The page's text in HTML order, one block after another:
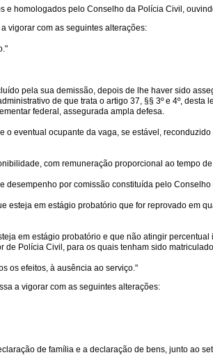
homologados pelo Conselho da Polícia Civil,
a vigorar com as seguintes alterações:
pela sua demissão, depois de lhe haver sido
de que trata o artigo 37, §§ 3º e 4º, desta
federal, assegurada ampla defesa.
eventual ocupante da vaga, se estável,
com remuneração proporcional ao tempo
por comissão constituída pelo
em estágio probatório que for reprovado em
em estágio probatório e que não atingir
Polícia Civil, para os quais tenham sido
os efeitos, à ausência ao serviço."
a vigorar com as seguintes alterações:
de família e a declaração de bens, junto ao